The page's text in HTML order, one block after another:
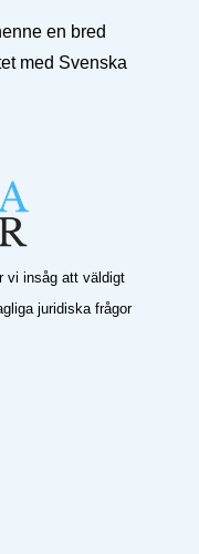
en bred
med Svenska
vi insåg att väldigt
juridiska frågor